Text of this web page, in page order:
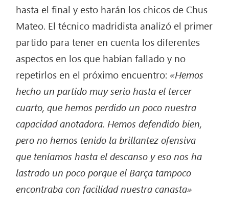
hasta el final y esto harán los chicos de Chus
Mateo. El técnico madridista analizó el primer
partido para tener en cuenta los diferentes
aspectos en los que habían fallado y no
repetirlos en el próximo encuentro: «Hemos
hecho un partido muy serio hasta el tercer
cuarto, que hemos perdido un poco nuestra
capacidad anotadora. Hemos defendido bien,
pero no hemos tenido la brillantez ofensiva
que teníamos hasta el descanso y eso nos ha
lastrado un poco porque el Barça tampoco
encontraba con facilidad nuestra canasta»